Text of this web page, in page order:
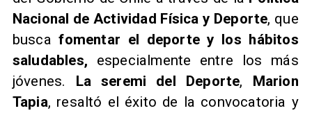
Nacional de Actividad Física y Deporte, que
busca fomentar el deporte y los hábitos
saludables, especialmente entre los más
jóvenes.
La seremi del Deporte, Marion
Tapia, resaltó el éxito de la convocatoria y